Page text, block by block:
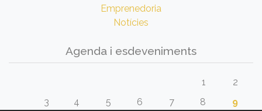
Emprenedoria
Notícies
Agenda i esdeveniments
1
2
3
4 5 6 7 8
9